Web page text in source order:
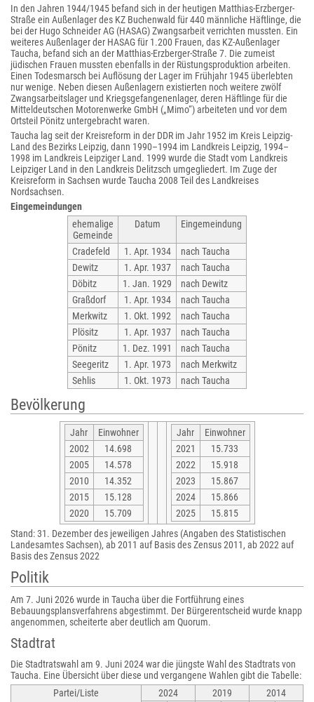
In den Jahren 1944/1945 befand sich in der heutigen Matthias-Erzberger-
Straße ein Außenlager des KZ Buchenwald für 440 männliche Häftlinge, die
bei der Hugo Schneider AG (HASAG) Zwangsarbeit verrichten mussten. Ein
weiteres Außenlager der HASAG für 1.200 Frauen, das KZ-Außenlager
Taucha, befand sich an der Matthias-Erzberger-Straße 7. Die zumeist
jüdischen Frauen mussten ebenfalls in der Rüstungsproduktion arbeiten.
Einen Todesmarsch bei Auflösung der Lager im Frühjahr 1945 überlebten
nur wenige. Neben diesen Außenlagern existierten noch weitere zwölf
Zwangsarbeitslager und Kriegsgefangenenlager, deren Häftlinge für die
Mitteldeutschen Motorenwerke GmbH („Mimo“) arbeiteten und vor dem
Ortsteil Pönitz untergebracht waren.
Taucha lag seit der Kreisreform in der DDR im Jahr 1952 im Kreis Leipzig-
Land des Bezirks Leipzig, dann 1990–1994 im Landkreis Leipzig, 1994–
1998 im Landkreis Leipziger Land. 1999 wurde die Stadt vom Landkreis
Leipziger Land in den Landkreis Delitzsch umgegliedert. Im Zuge der
Kreisreform in Sachsen wurde Taucha 2008 Teil des Landkreises
Nordsachsen.
Eingemeindungen
ehemalige
Gemeinde
Datum Eingemeindung
Cradefeld 1. Apr. 1934
nach Taucha
Dewitz
1. Apr. 1937
nach Taucha
Döbitz
1. Jan. 1929
nach Dewitz
Graßdorf
1. Apr. 1934
nach Taucha
Merkwitz
1. Okt. 1992
nach Taucha
Plösitz
1. Apr. 1937
nach Taucha
Pönitz
1. Dez. 1991
nach Taucha
Seegeritz
1. Apr. 1973
nach Merkwitz
Sehlis
1. Okt. 1973 nach Taucha
Bevölkerung
Jahr
Einwohner
2002
14.698
2005
14.578
2010
14.352
2015
15.128
2020
15.709
Jahr
Einwohner
2021
15.733
2022
15.918
2023
15.867
2024
15.866
2025
15.815
Stand: 31. Dezember des jeweiligen Jahres (Angaben des Statistischen
Landesamtes Sachsen), ab 2011 auf Basis des Zensus 2011, ab 2022 auf
Basis des Zensus 2022
Politik
Am 7. Juni 2026 wurde in Taucha über die Fortführung eines
Bebauungsplansverfahrens abgestimmt. Der Bürgerentscheid wurde knapp
angenommen, scheiterte aber deutlich am Quorum.
Stadtrat
Die Stadtratswahl am 9. Juni 2024 war die jüngste Wahl des Stadtrats von
Taucha. Eine Übersicht über diese und vergangene Wahlen gibt die Tabelle:
Partei/Liste
2024 2019 2014